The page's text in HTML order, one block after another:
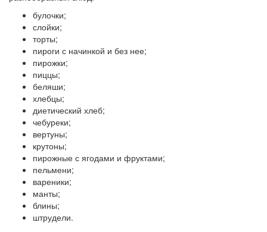
булочки;
слойки;
торты;
пироги с начинкой и без нее;
пирожки;
пиццы;
беляши;
хлебцы;
диетический хлеб;
чебуреки;
вертуны;
крутоны;
пирожные с ягодами и фруктами;
пельмени;
вареники;
манты;
блины;
штрудели.